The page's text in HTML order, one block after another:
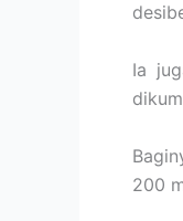
Ia
200